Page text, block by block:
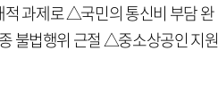
적 과제로 △국민의 통신비 부담 완
불법행위 근절 △중소상공인 지원